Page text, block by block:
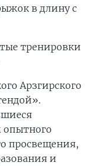
в длину с
тренировки
Арзгирского
опытного
просвещения,
и